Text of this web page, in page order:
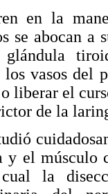
en la
se abocan
los vasos del
liberar el
de la
y el
la